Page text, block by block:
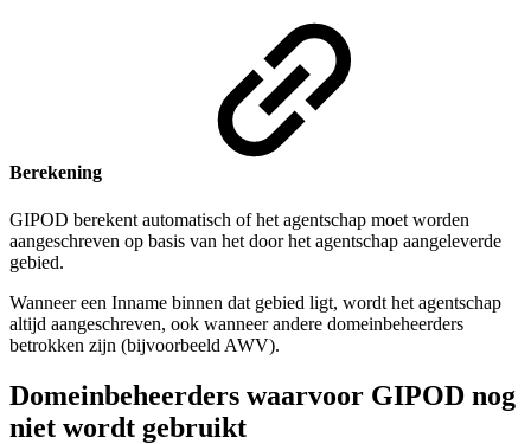
Berekening
GIPOD berekent automatisch of het agentschap moet worden
aangeschreven op basis van het door het agentschap aangeleverde
gebied.
Wanneer een Inname binnen dat gebied ligt, wordt het agentschap
altijd aangeschreven, ook wanneer andere domeinbeheerders
betrokken zijn (bijvoorbeeld AWV).
Domeinbeheerders waarvoor GIPOD nog
niet wordt gebruikt